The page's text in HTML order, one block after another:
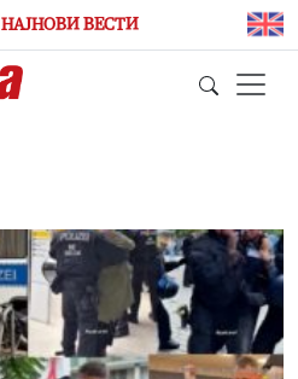
НАЈНОВИ ВЕСТИ